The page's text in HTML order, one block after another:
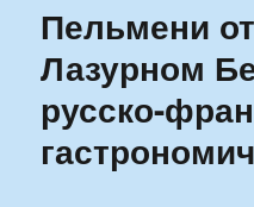
Пельмени
Лазурном
русско-